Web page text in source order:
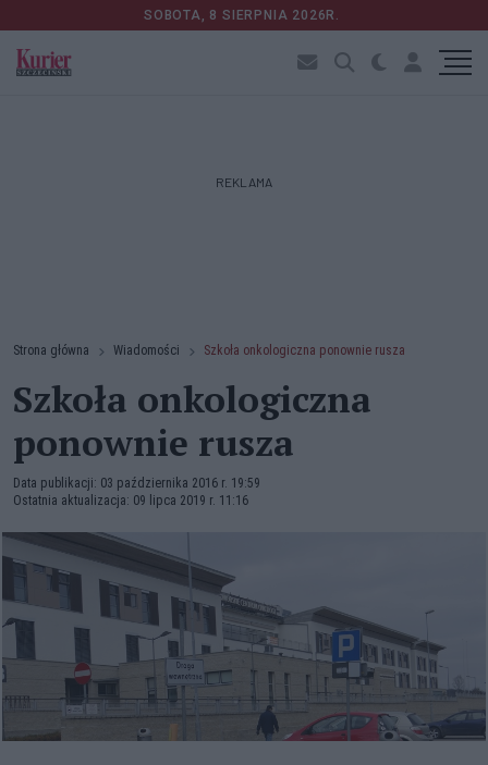
SOBOTA, 8 SIERPNIA 2026R.
REKLAMA
Strona główna Wiadomości Szkoła onkologiczna ponownie rusza
Szkoła onkologiczna
ponownie rusza
Data publikacji: 03 października 2016 r. 19:59
Ostatnia aktualizacja: 09 lipca 2019 r. 11:16